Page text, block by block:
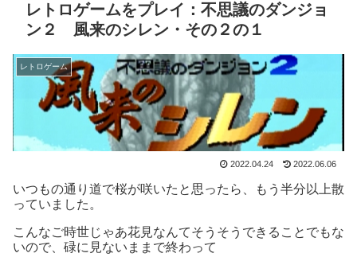
レトロゲームをプレイ：不思議のダンジョ
ン２ 風来のシレン・その２の１
レトロゲーム
2022.04.24 2022.06.06
いつもの通り道で桜が咲いたと思ったら、もう半分以上散
っていました。
こんなご時世じゃあ花見なんてそうそうできることでもな
いので、碌に見ないままで終わって